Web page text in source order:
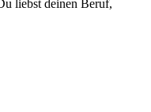
liebst deinen Beruf,